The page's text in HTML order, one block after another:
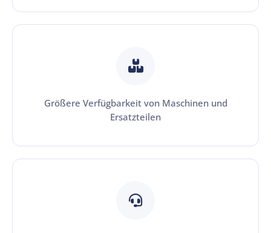
Größere Verfügbarkeit von Maschinen und
Ersatzteilen